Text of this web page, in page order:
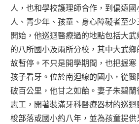
人，也和學校護理師合作，到偏遠
人、青少年、孩童、身心障礙者至
開始，他巡迴醫療過的地點包括大
的八所國小及兩所分校，其中大武
故暫停。不只是開學期間，也把握
孩子看牙。位於南迴線的國小，從
破百公里，他甘之如飴。妻子朱碧
志工，開著裝滿牙科醫療器材的巡
梭部落或國小約八年，並為孩童提供